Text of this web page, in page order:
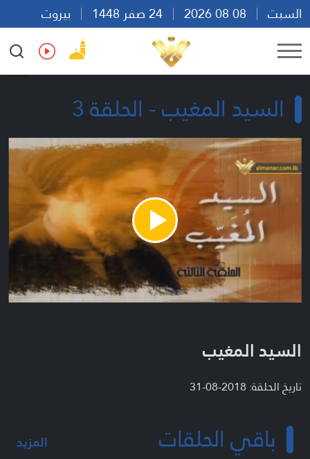
السبت
بيروت
21:09
Ar En Fr Es
السيد المغيب - الحلقة 3
Play
Video
السيد المغيب
تاريخ الحلقة: 2018-08-31
باقي الحلقات المزيد